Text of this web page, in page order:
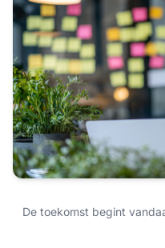
De toekomst begint